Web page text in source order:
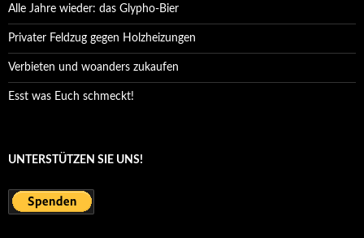
Alle Jahre wieder: das Glypho-Bier
Privater Feldzug gegen Holzheizungen
Verbieten und woanders zukaufen
Esst was Euch schmeckt!
UNTERSTÜTZEN SIE UNS!